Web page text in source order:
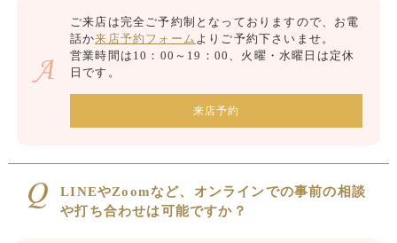
ご来店は完全ご予約制となっておりますので、お電
話か来店予約フォーム よりご予約下さいませ。
営業時間は10：00～19：00、火曜・水曜日は定休
日です。
来店予約
LINEやZoomなど、オンラインでの事前の相談
や打ち合わせは可能ですか？